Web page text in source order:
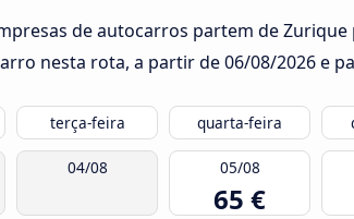
de autocarros partem de
nesta rota, a partir de06/08/2026e
terça-feira quarta-feira
04/08 05/08
65 €